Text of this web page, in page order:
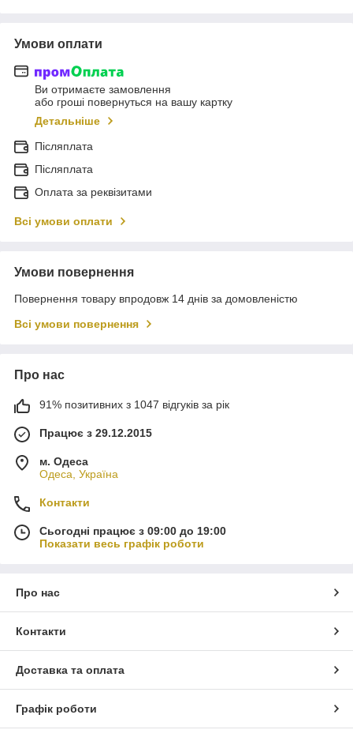
Умови оплати
Ви отримаєте замовлення
або гроші повернуться на вашу картку
Детальніше
Післяплата
Післяплата
Оплата за реквізитами
Всі умови оплати
Умови повернення
Повернення товару впродовж 14 днів за домовленістю
Всі умови повернення
Про нас
91% позитивних з 1047 відгуків за рік
Працює з 29.12.2015
м. Одеса
Одеса, Україна
Контакти
Сьогодні працює з 09:00 до 19:00
Показати весь графік роботи
Про нас
Контакти
Доставка та оплата
Графік роботи